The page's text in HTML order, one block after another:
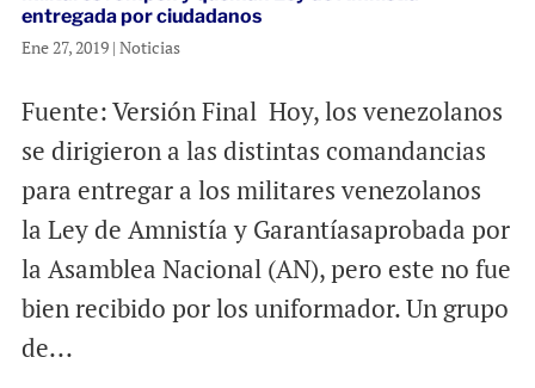
entregada por ciudadanos
Ene 27, 2019| Noticias
Fuente: Versión Final Hoy, los venezolanos
se dirigieron a las distintas comandancias
para entregar a los militares venezolanos
la Ley de Amnistía y Garantíasaprobada por
la Asamblea Nacional (AN), pero este no fue
bien recibido por los uniformador. Un grupo
de...